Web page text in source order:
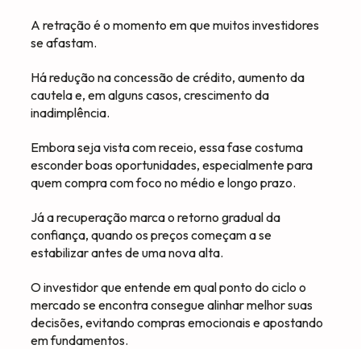
A retração é o momento em que muitos investidores
se afastam.
Há redução na concessão de crédito, aumento da
cautela e, em alguns casos, crescimento da
inadimplência.
Embora seja vista com receio, essa fase costuma
esconder boas oportunidades, especialmente para
quem compra com foco no médio e longo prazo.
Já a recuperação marca o retorno gradual da
confiança, quando os preços começam a se
estabilizar antes de uma nova alta.
O investidor que entende em qual ponto do ciclo o
mercado se encontra consegue alinhar melhor suas
decisões, evitando compras emocionais e apostando
em fundamentos.